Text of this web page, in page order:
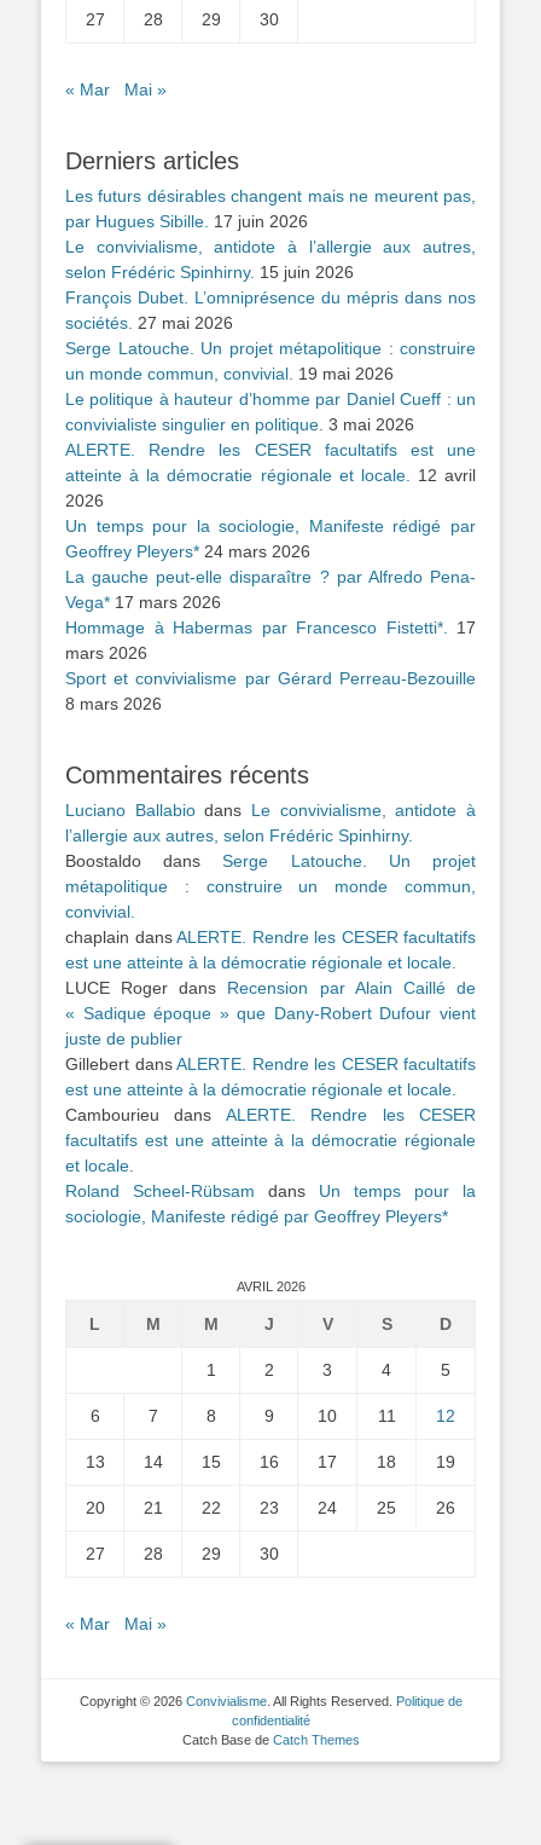
27 28 29 30
« Mar Mai »
Derniers articles
Les futurs désirables changent mais ne meurent pas,
par Hugues Sibille. 17 juin 2026
Le convivialisme, antidote à l’allergie aux autres,
selon Frédéric Spinhirny. 15 juin 2026
François Dubet. L’omniprésence du mépris dans nos
sociétés. 27 mai 2026
Serge Latouche. Un projet métapolitique : construire
un monde commun, convivial. 19 mai 2026
Le politique à hauteur d’homme par Daniel Cueff : un
convivialiste singulier en politique. 3 mai 2026
ALERTE. Rendre les CESER facultatifs est une
atteinte à la démocratie régionale et locale.
12 avril
2026
Un temps pour la sociologie, Manifeste rédigé par
Geoffrey Pleyers* 24 mars 2026
La gauche peut-elle disparaître ? par Alfredo Pena-
Vega* 17 mars 2026
Hommage à Habermas par Francesco Fistetti*.
17
mars 2026
Sport et convivialisme par Gérard Perreau-Bezouille
8 mars 2026
Commentaires récents
Luciano Ballabiodans Le convivialisme, antidote à
l’allergie aux autres, selon Frédéric Spinhirny.
Boostaldo dansSerge Latouche. Un projet
métapolitique : construire un monde commun,
convivial.
chaplain dansALERTE. Rendre les CESER facultatifs
est une atteinte à la démocratie régionale et locale.
LUCE Roger dans Recension par Alain Caillé de
« Sadique époque » que Dany-Robert Dufour vient
juste de publier
Gillebert dansALERTE. Rendre les CESER facultatifs
est une atteinte à la démocratie régionale et locale.
Cambourieu dans ALERTE. Rendre les CESER
facultatifs est une atteinte à la démocratie régionale
et locale.
Roland Scheel-Rübsam dans Un temps pour la
sociologie, Manifeste rédigé par Geoffrey Pleyers*
AVRIL 2026
L M M J V S D
1 2 3 4 5
6 7 8 9 10 11 12
13 14 15 16 17 18 19
20 21 22 23 24 25 26
27 28 29 30
« Mar Mai »
Copyright © 2026 Convivialisme. All Rights Reserved. Politique de
confidentialité
Catch Base de Catch Themes